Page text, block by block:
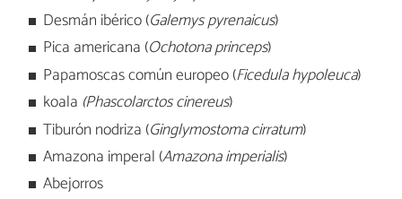
Desmán ibérico (Galemys pyrenaicus)
Pica americana (Ochotona princeps)
Papamoscas común europeo (Ficedula hypoleuca)
koala (Phascolarctos cinereus)
Tiburón nodriza (Ginglymostoma cirratum)
Amazona imperal (Amazona imperialis)
Abejorros